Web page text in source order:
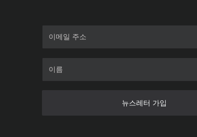
뉴스레터 가입